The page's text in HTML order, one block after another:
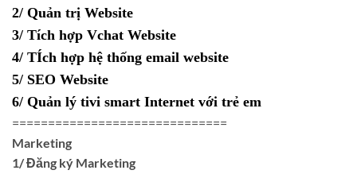
2/ Quản trị Website
3/ Tích hợp Vchat Website
4/ TÍch hợp hệ thống email website
5/ SEO Website
6/ Quản lý tivi smart Internet với trẻ em
==============================
Marketing
1/ Đăng ký Marketing